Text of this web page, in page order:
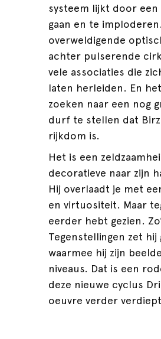
systeem lijkt door
gaan en te
overweldigende
achter pulserende
vele associaties die
laten herleiden. En
zoeken naar een nog
durf te stellen dat
rijkdom is.
Het is een
decoratieve naar zijn
Hij overlaadt je met
en virtuositeit. Maar
eerder hebt gezien.
Tegenstellingen zet
waarmee hij zijn
niveaus. Dat is een
deze nieuwe cyclus
oeuvre verder